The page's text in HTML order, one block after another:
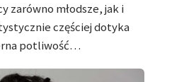
zarówno młodsze, jak i
częściej dotyka
potliwość…